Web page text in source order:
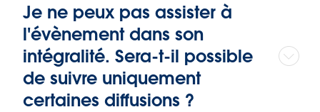
Je ne peux pas assister à
l'évènement dans son
intégralité. Sera-t-il possible
de suivre uniquement
certaines diffusions ?